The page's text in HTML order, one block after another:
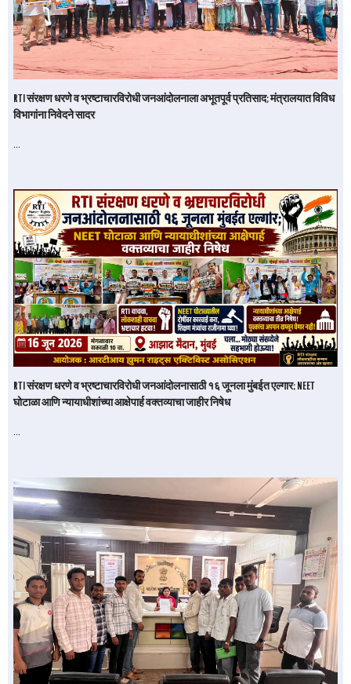
RTI संरक्षण धरणे व भ्रष्टाचारविरोधी जनआंदोलनाला अभूतपूर्व प्रतिसाद; मंत्रालयात विविध
विभागांना निवेदने सादर
…
RTI संरक्षण धरणे व भ्रष्टाचारविरोधी जनआंदोलनासाठी १६ जूनला मुंबईत एल्गार; NEET
घोटाळा आणि न्यायाधीशांच्या आक्षेपार्ह वक्तव्याचा जाहीर निषेध
…